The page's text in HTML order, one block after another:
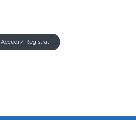
Accedi / Registrati